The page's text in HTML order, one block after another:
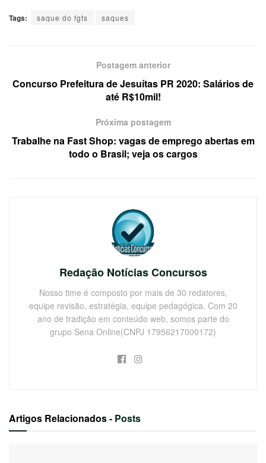
Tags: saque do fgts saques
Postagem anterior
Concurso Prefeitura de Jesuítas PR 2020: Salários de
até R$10mil!
Próxima postagem
Trabalhe na Fast Shop: vagas de emprego abertas em
todo o Brasil; veja os cargos
Redação Notícias Concursos
Nosso time é composto por mais de 30 redatores,
equipe revisão, estratégia, equipe pedagógica. Com 20
ano de tradição em conteúdo web, somos parte do
grupo Sena Online(CNPJ 17956217000172)
Artigos Relacionados- Posts